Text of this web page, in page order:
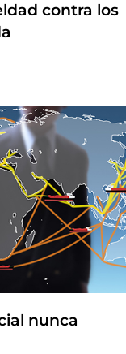
contra los
nunca